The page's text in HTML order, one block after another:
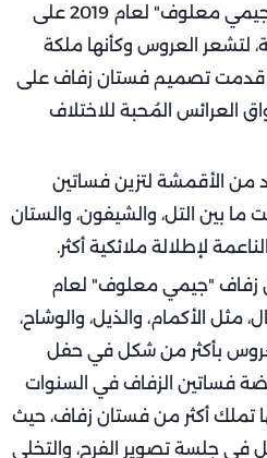
كما اعتمدت فساتين زفاف "جيمي معلوف" لعام 2019 على
لتشعر العروس وكأنها ملكة
قدمت تصميم فستان زفاف على
العرائس المُحبة للاختلاف
من الأقمشة لتزين فساتين
حيث تنوعت ما بين التل، والشيفون، والستان
لإطلالة ملائكية أكثر.
زفاف "جيمي معلوف" لعام
مثل الأكمام، والذيل، والوشاح،
بأكثر من شكل في حفل
فساتين الزفاف في السنوات
تملك أكثر من فستان زفاف، حيث
في جلسة تصوير الفرح، والتخلي